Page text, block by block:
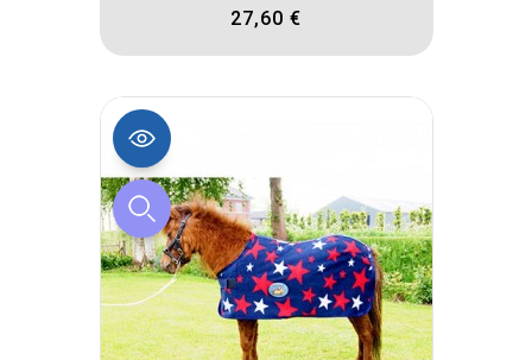
27,60 €